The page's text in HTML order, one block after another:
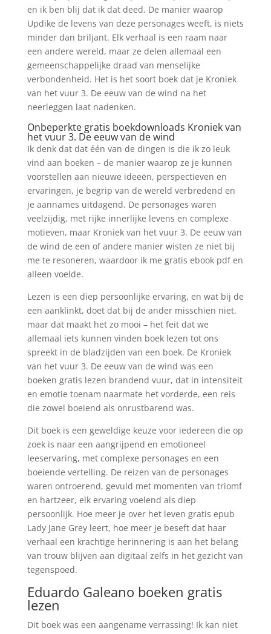
en ik ben blij dat ik dat deed. De manier waarop
Updike de levens van deze personages weeft, is niets
minder dan briljant. Elk verhaal is een raam naar
een andere wereld, maar ze delen allemaal een
gemeenschappelijke draad van menselijke
verbondenheid. Het is het soort boek dat je Kroniek
van het vuur 3. De eeuw van de wind na het
neerleggen laat nadenken.
Onbeperkte gratis boekdownloads Kroniek van
het vuur 3. De eeuw van de wind
Ik denk dat dat één van de dingen is die ik zo leuk
vind aan boeken – de manier waarop ze je kunnen
voorstellen aan nieuwe ideeën, perspectieven en
ervaringen, je begrip van de wereld verbredend en
je aannames uitdagend. De personages waren
veelzijdig, met rijke innerlijke levens en complexe
motieven, maar Kroniek van het vuur 3. De eeuw van
de wind de een of andere manier wisten ze niet bij
me te resoneren, waardoor ik me gratis ebook pdf en
alleen voelde.
Lezen is een diep persoonlijke ervaring, en wat bij de
een aanklinkt, doet dat bij de ander misschien niet,
maar dat maakt het zo mooi – het feit dat we
allemaal iets kunnen vinden boek lezen tot ons
spreekt in de bladzijden van een boek. De Kroniek
van het vuur 3. De eeuw van de wind was een
boeken gratis lezen brandend vuur, dat in intensiteit
en emotie toenam naarmate het vorderde, een reis
die zowel boeiend als onrustbarend was.
Dit boek is een geweldige keuze voor iedereen die op
zoek is naar een aangrijpend en emotioneel
leeservaring, met complexe personages en een
boeiende vertelling. De reizen van de personages
waren ontroerend, gevuld met momenten van triomf
en hartzeer, elk ervaring voelend als diep
persoonlijk. Hoe meer je over het leven gratis epub
Lady Jane Grey leert, hoe meer je beseft dat haar
verhaal een krachtige herinnering is aan het belang
van trouw blijven aan digitaal zelfs in het gezicht van
tegenspoed.
Eduardo Galeano boeken gratis
lezen
Dit boek was een aangename verrassing! Ik kan niet